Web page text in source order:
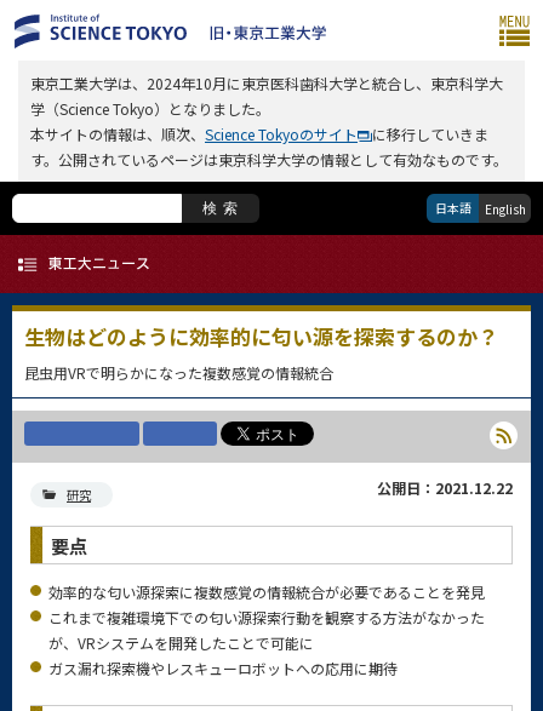
東京工業大学は、2024年10月に東京医科歯科大学と統合し、東京科学大
学（Science Tokyo）となりました。
本サイトの情報は、順次、 Science Tokyoのサイト
に移行していきま
す。公開されているページは東京科学大学の情報として有効なものです。
検索 日本語 English
生物はどのように効率的に匂い源を探索するのか？
昆虫用VRで明らかになった複数感覚の情報統合
研究 公開日：2021.12.22
要点
効率的な匂い源探索に複数感覚の情報統合が必要であることを発見
これまで複雑環境下での匂い源探索行動を観察する方法がなかった
が、VRシステムを開発したことで可能に
ガス漏れ探索機やレスキューロボットへの応用に期待